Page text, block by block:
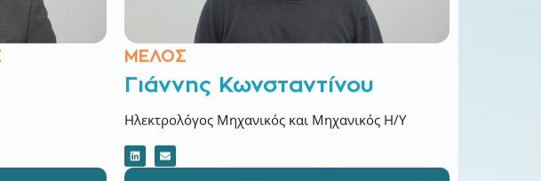
Γιάννης Κωνσταντίνου
Ηλεκτρολόγος Μηχανικός και Μηχανικός Η/Υ
Βιογραφικό